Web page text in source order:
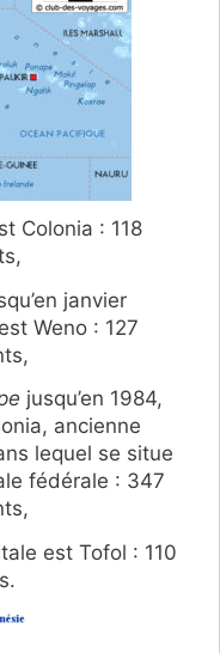
Colonia : 118
janvier
Weno : 127
jusqu’en 1984,
ancienne
lequel se situe
fédérale : 347
est Tofol : 110